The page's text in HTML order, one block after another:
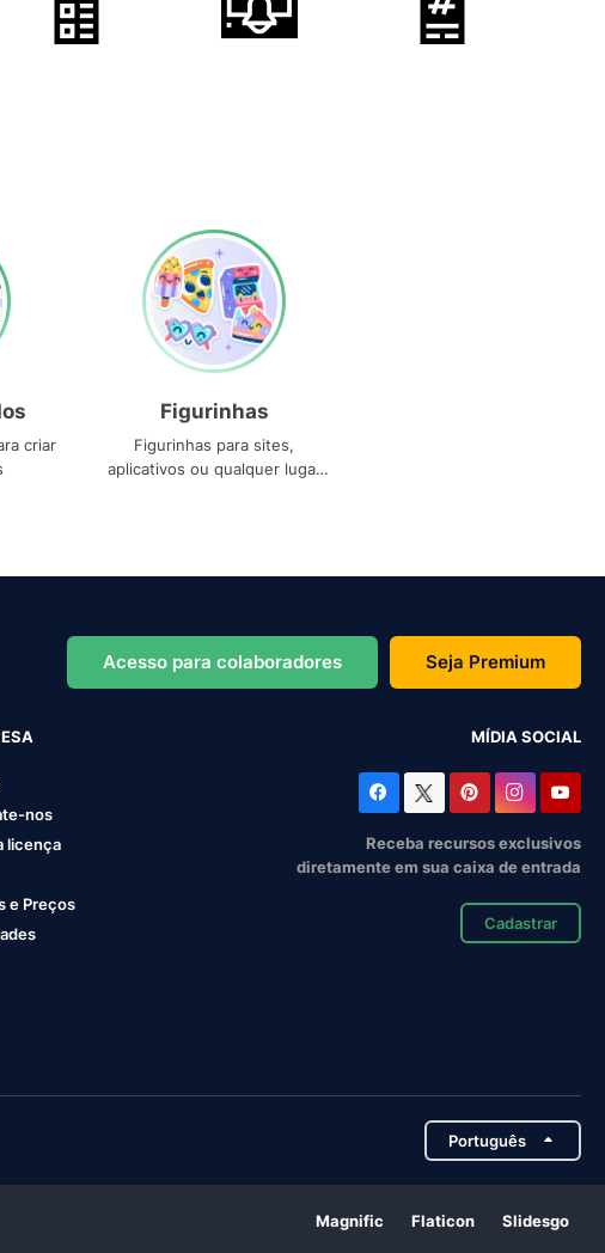
criar
Figurinhas
Figurinhas para sites,
aplicativos ou qualquer lugar
Acesso para colaboradores Seja Premium
nos
licença
e Preços
MÍDIA SOCIAL
Receba recursos exclusivos
diretamente em sua caixa de entrada
Cadastrar
Português
Magnific Flaticon Slidesgo